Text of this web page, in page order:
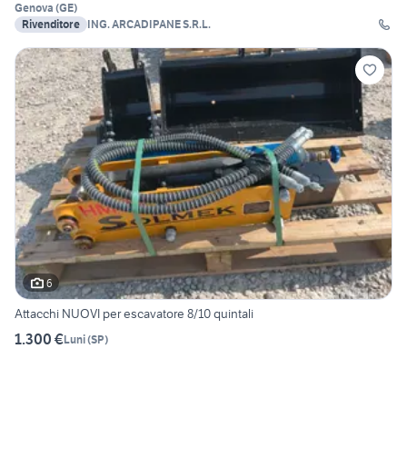
Genova (GE)
Rivenditore ING. ARCADIPANE S.R.L.
6
Attacchi NUOVI per escavatore 8/10 quintali
1.300 €Luni(SP)